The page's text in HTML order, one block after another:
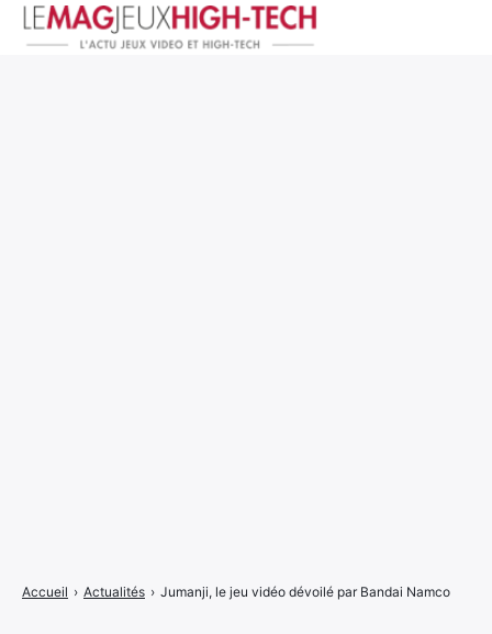
Accueil › Actualités › Jumanji, le jeu vidéo dévoilé par Bandai Namco